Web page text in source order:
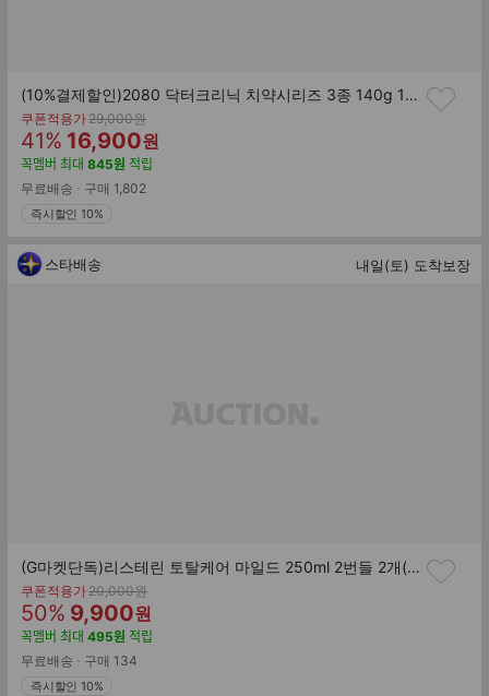
(10%결제할인)2080 닥터크리닉 치약시리즈 3종 140g 10입 / 치석 잇몸 구취
쿠폰적용가기
존
가
29,000원
할
인
률
41% 판
매
가
16,900원
꼭멤버 최대 845원 적립
무료배송
구매 1,802
즉시할인 10%
스타배송 내일(토) 도착보장
(G마켓단독)리스테린 토탈케어 마일드 250ml 2번들 2개(총 4개) + 리스테린 토탈케어 마일드 100ml 3개 증정
쿠폰적용가기
존
가
20,000원
할
인
률
50% 판
매
가
9,900원
꼭멤버 최대 495원 적립
무료배송
구매 134
즉시할인 10%